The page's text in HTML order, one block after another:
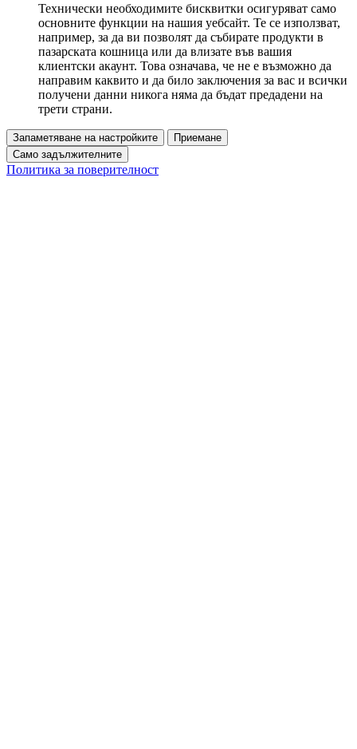
Технически необходимите бисквитки осигуряват само
основните функции на нашия уебсайт. Те се използват,
например, за да ви позволят да събирате продукти в
пазарската кошница или да влизате във вашия
клиентски акаунт. Това означава, че не е възможно да
направим каквито и да било заключения за вас и всички
получени данни никога няма да бъдат предадени на
трети страни.
Запаметяване на настройките
Приемане
Само задължителните
Политика за поверителност